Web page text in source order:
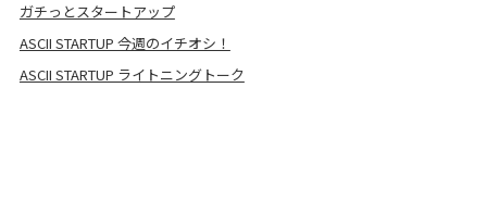
ガチっとスタートアップ
ASCII STARTUP 今週のイチオシ！
ASCII STARTUP ライトニングトーク